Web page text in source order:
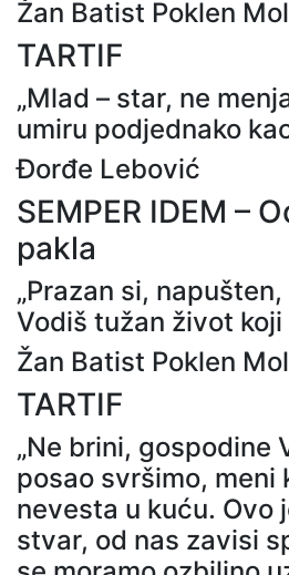
Žan Batist Poklen
TARTIF
„Mlad – star, ne
umiru podjednako
Đorđe Lebović
SEMPER IDEM –
pakla
„Prazan si,
Vodiš tužan život koji
Žan Batist Poklen
TARTIF
„Ne brini, gospodine
posao svršimo, meni
nevesta u kuću. Ovo
stvar, od nas zavisi